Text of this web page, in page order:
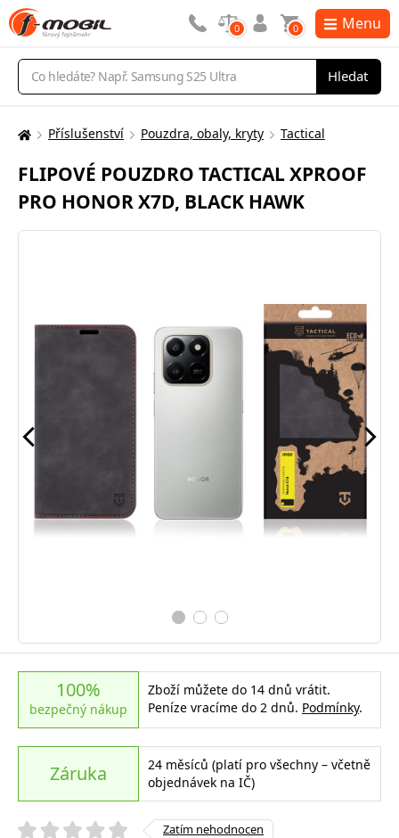
Vyhledávání
Hledat
0 0 Menu
Zde
nacházíte:
Příslušenství Pouzdra, obaly, kryty Tactical
FLIPOVÉ POUZDRO TACTICAL XPROOF
PRO HONOR X7D, BLACK HAWK
100%
bezpečný nákup
Zboží můžete do 14 dnů vrátit.
Peníze vracíme do 2 dnů. Podmínky.
Záruka
24 měsíců (platí pro všechny – včetně
objednávek na IČ)
Zatím nehodnocen